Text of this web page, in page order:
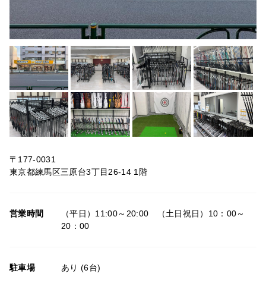
〒177-0031
東京都練馬区三原台3丁目26-14 1階
営業時間
（平日）11:00～20:00 （土日祝日）10：00～
20：00
駐車場 あり (6台)